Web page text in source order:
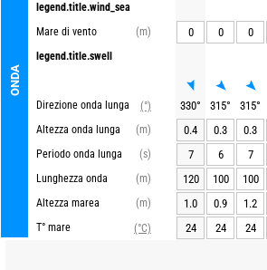
ONDA
legend.title.wind_sea
Mare di vento
(m)
legend.title.swell
Direzione onda lunga
(°)
Altezza onda lunga
(m)
Periodo onda lunga
(s)
Lunghezza onda
(m)
Altezza marea
(m)
T° mare
(°C)
0 0 0
330° 315° 315°
0.4
0.3 0.3
7
6 7
120
100 100
1.0
0.9 1.2
24
24 24